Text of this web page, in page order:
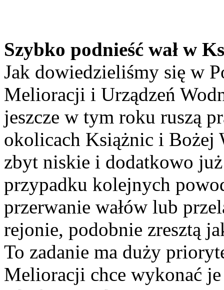
Szybko podnieść wał w
Jak dowiedzieliśmy się w
Melioracji i Urządzeń
jeszcze w tym roku ruszą
okolicach Książnic i Bożej
zbyt niskie i dodatkowo
przypadku kolejnych
przerwanie wałów lub
rejonie, podobnie zresztą
To zadanie ma duży
Melioracji chce wykonać